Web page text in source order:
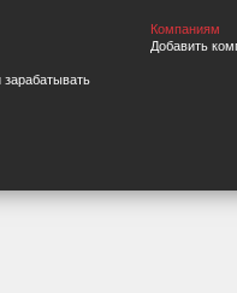
зарабатывать
Компаниям
Добавить